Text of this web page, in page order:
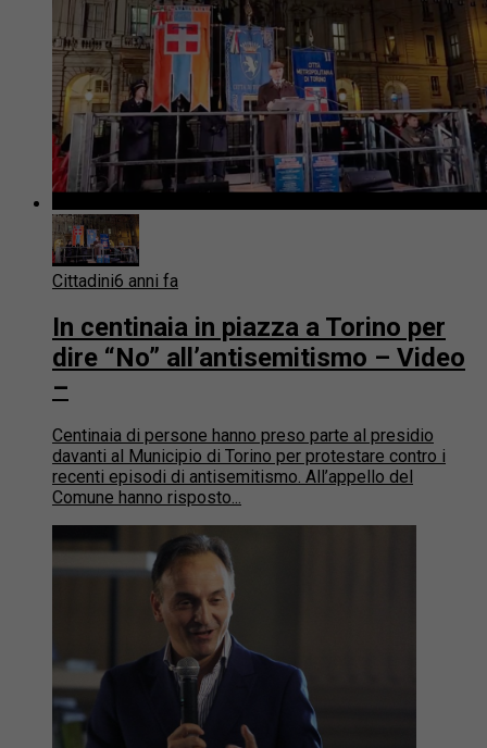
Cittadini6 anni fa
In centinaia in piazza a Torino per
dire “No” all’antisemitismo – Video
–
Centinaia di persone hanno preso parte al presidio
davanti al Municipio di Torino per protestare contro i
recenti episodi di antisemitismo. All’appello del
Comune hanno risposto...